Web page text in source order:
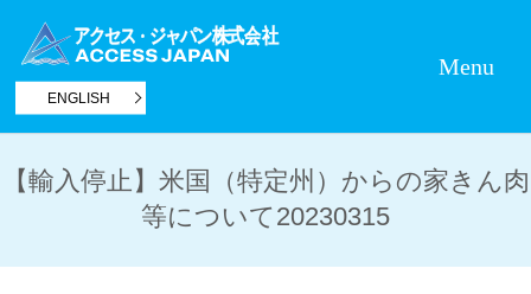
ENGLISH
Menu
【輸入停止】米国（特定州）からの家きん肉
等について20230315